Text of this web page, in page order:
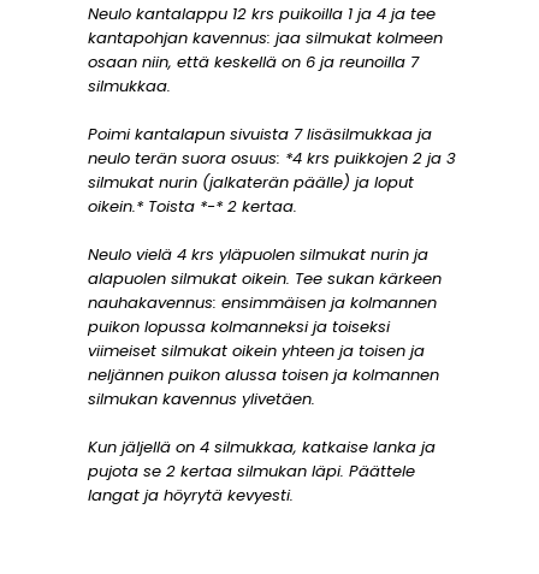
Neulo kantalappu 12 krs puikoilla 1 ja 4 ja tee
kantapohjan kavennus: jaa silmukat kolmeen
osaan niin, että keskellä on 6 ja reunoilla 7
silmukkaa.
Poimi kantalapun sivuista 7 lisäsilmukkaa ja
neulo terän suora osuus: *4 krs puikkojen 2 ja 3
silmukat nurin (jalkaterän päälle) ja loput
oikein.* Toista *-* 2 kertaa.
Neulo vielä 4 krs yläpuolen silmukat nurin ja
alapuolen silmukat oikein. Tee sukan kärkeen
nauhakavennus: ensimmäisen ja kolmannen
puikon lopussa kolmanneksi ja toiseksi
viimeiset silmukat oikein yhteen ja toisen ja
neljännen puikon alussa toisen ja kolmannen
silmukan kavennus ylivetäen.
Kun jäljellä on 4 silmukkaa, katkaise lanka ja
pujota se 2 kertaa silmukan läpi. Päättele
langat ja höyrytä kevyesti.